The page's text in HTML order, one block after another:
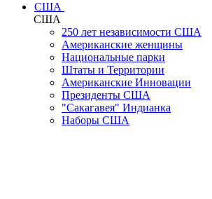
США
США
250 лет независимости США
Американские женщины
Национальные парки
Штаты и Территории
Американские Инновации
Президенты США
"Сакагавея" Индианка
Наборы США